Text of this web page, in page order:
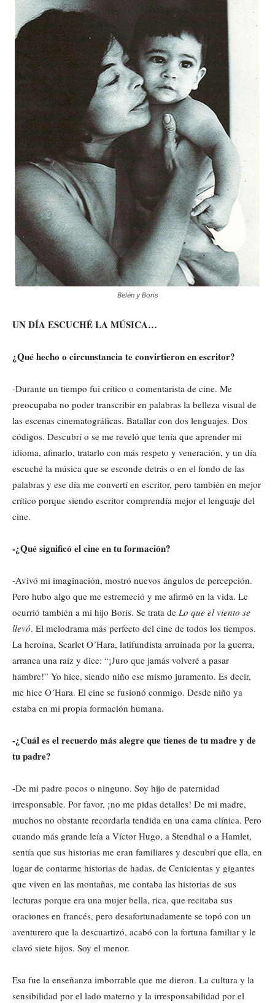
Belén y Boris
UN DÍA ESCUCHÉ LA MÚSICA…
¿Qué hecho o circunstancia te convirtieron en escritor?
-Durante un tiempo fui crítico o comentarista de cine. Me
preocupaba no poder transcribir en palabras la belleza visual de
las escenas cinematográficas. Batallar con dos lenguajes. Dos
códigos. Descubrí o se me reveló que tenía que aprender mi
idioma, afinarlo, tratarlo con más respeto y veneración, y un día
escuché la música que se esconde detrás o en el fondo de las
palabras y ese día me convertí en escritor, pero también en mejor
crítico porque siendo escritor comprendía mejor el lenguaje del
cine.
-¿Qué significó el cine en tu formación?
-Avivó mi imaginación, mostró nuevos ángulos de percepción.
Pero hubo algo que me estremeció y me afirmó en la vida. Le
ocurrió también a mi hijo Boris. Se trata de Lo que el viento se
llevó. El melodrama más perfecto del cine de todos los tiempos.
La heroína, Scarlet O´Hara, latifundista arruinada por la guerra,
arranca una raíz y dice: “¡Juro que jamás volveré a pasar
hambre!” Yo hice, siendo niño ese mismo juramento. Es decir,
me hice O´Hara. El cine se fusionó conmigo. Desde niño ya
estaba en mi propia formación humana.
-¿Cuál es el recuerdo más alegre que tienes de tu madre y de
tu padre?
-De mi padre pocos o ninguno. Soy hijo de paternidad
irresponsable. Por favor, ¡no me pidas detalles! De mi madre,
muchos no obstante recordarla tendida en una cama clínica. Pero
cuando más grande leía a Víctor Hugo, a Stendhal o a Hamlet,
sentía que sus historias me eran familiares y descubrí que ella, en
lugar de contarme historias de hadas, de Cenicientas y gigantes
que viven en las montañas, me contaba las historias de sus
lecturas porque era una mujer bella, rica, que recitaba sus
oraciones en francés, pero desafortunadamente se topó con un
aventurero que la descuartizó, acabó con la fortuna familiar y le
clavó siete hijos. Soy el menor.
Esa fue la enseñanza imborrable que me dieron. La cultura y la
sensibilidad por el lado materno y la irresponsabilidad por el